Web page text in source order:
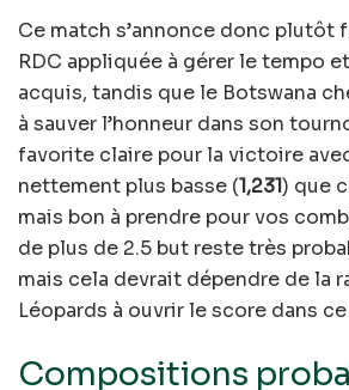
Ce match s’annonce donc plutôt
RDC appliquée à gérer le tempo
acquis, tandis que le Botswana
à sauver l’honneur dans son
favorite claire pour la victoire
nettement plus basse (1,231) que
mais bon à prendre pour vos
de plus de 2.5 but reste très
mais cela devrait dépendre de la
Léopards à ouvrir le score dans
Compositions